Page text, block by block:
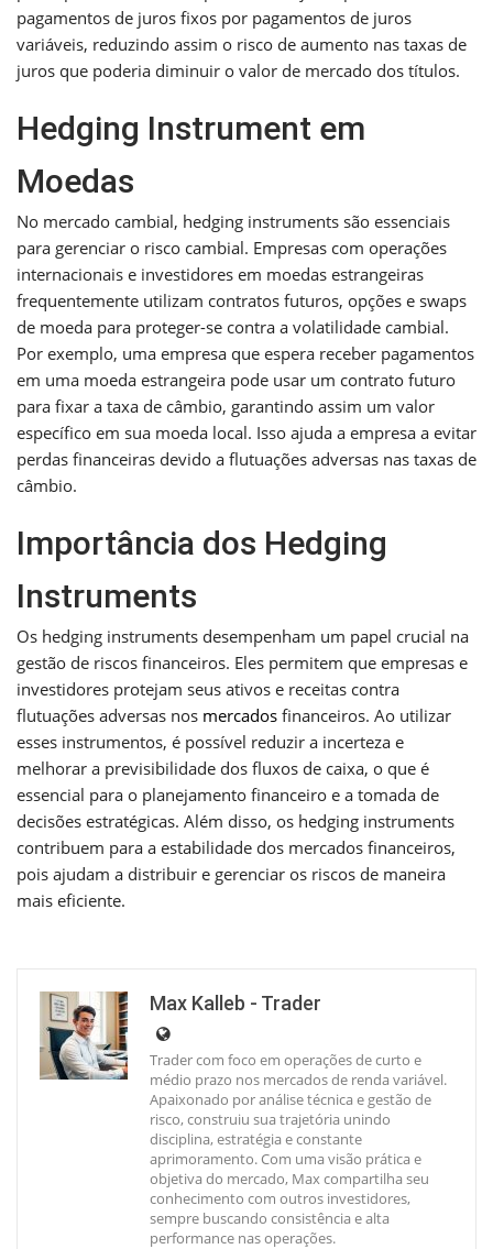
pagamentos de juros fixos por pagamentos de juros
variáveis, reduzindo assim o risco de aumento nas taxas de
juros que poderia diminuir o valor de mercado dos títulos.
Hedging Instrument em
Moedas
No mercado cambial, hedging instruments são essenciais
para gerenciar o risco cambial. Empresas com operações
internacionais e investidores em moedas estrangeiras
frequentemente utilizam contratos futuros, opções e swaps
de moeda para proteger-se contra a volatilidade cambial.
Por exemplo, uma empresa que espera receber pagamentos
em uma moeda estrangeira pode usar um contrato futuro
para fixar a taxa de câmbio, garantindo assim um valor
específico em sua moeda local. Isso ajuda a empresa a evitar
perdas financeiras devido a flutuações adversas nas taxas de
câmbio.
Importância dos Hedging
Instruments
Os hedging instruments desempenham um papel crucial na
gestão de riscos financeiros. Eles permitem que empresas e
investidores protejam seus ativos e receitas contra
flutuações adversas nos mercados financeiros. Ao utilizar
esses instrumentos, é possível reduzir a incerteza e
melhorar a previsibilidade dos fluxos de caixa, o que é
essencial para o planejamento financeiro e a tomada de
decisões estratégicas. Além disso, os hedging instruments
contribuem para a estabilidade dos mercados financeiros,
pois ajudam a distribuir e gerenciar os riscos de maneira
mais eficiente.
Max Kalleb - Trader
Trader com foco em operações de curto e
médio prazo nos mercados de renda variável.
Apaixonado por análise técnica e gestão de
risco, construiu sua trajetória unindo
disciplina, estratégia e constante
aprimoramento. Com uma visão prática e
objetiva do mercado, Max compartilha seu
conhecimento com outros investidores,
sempre buscando consistência e alta
performance nas operações.